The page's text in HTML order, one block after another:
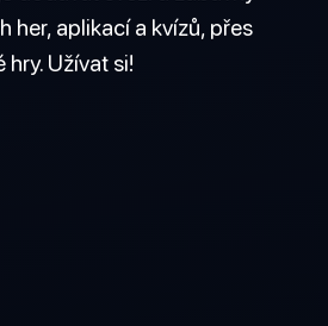
her, aplikací a kvízů, přes
Užívat si!